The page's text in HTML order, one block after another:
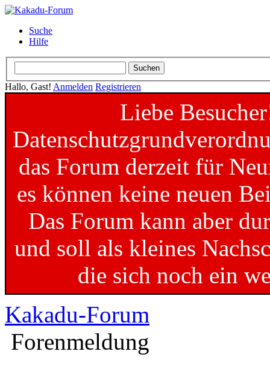
Suche
Hilfe
Hallo, Gast! Anmelden Registrieren
Liebe
das Forum derzeit für
es können keine neuen
Das Forum kann aber
und soll als kleines
die sich noch ein
Kakadu-Forum
Forenmeldung